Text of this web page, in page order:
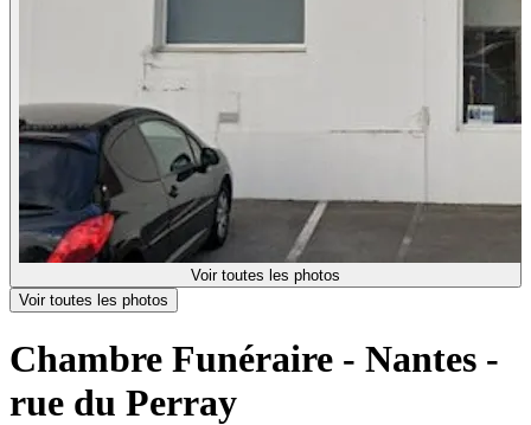
Voir toutes les photos
Voir toutes les photos
Chambre Funéraire - Nantes -
rue du Perray